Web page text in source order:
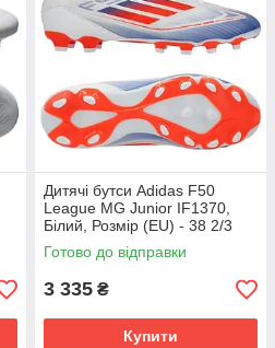
Дитячі бутси Adidas F50
League MG Junior IF1370,
Білий, Розмір (EU) - 38 2/3
Готово до відправки
3 335 ₴
Купити